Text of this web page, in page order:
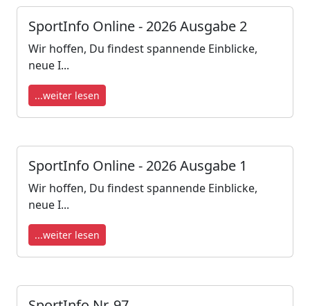
SportInfo Online - 2026 Ausgabe 2
Wir hoffen, Du findest spannende Einblicke,
neue I...
...weiter lesen
SportInfo Online - 2026 Ausgabe 1
Wir hoffen, Du findest spannende Einblicke,
neue I...
...weiter lesen